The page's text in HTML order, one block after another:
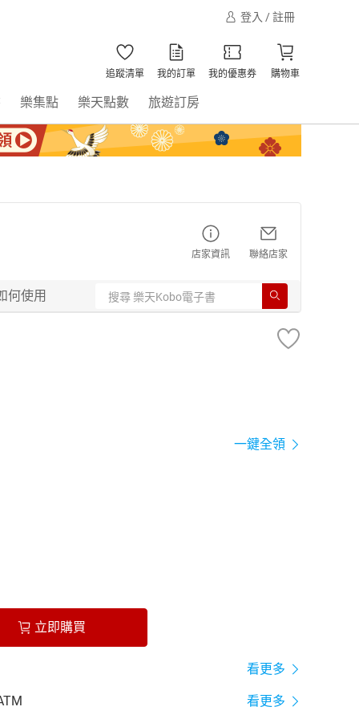
登入 / 註冊
追蹤清單 我的訂單 我的優惠券 購物車
樂集點 樂天點數 旅遊訂房
店家資訊 聯絡店家
何使用
一鍵全領
立即購買
看更多
看更多